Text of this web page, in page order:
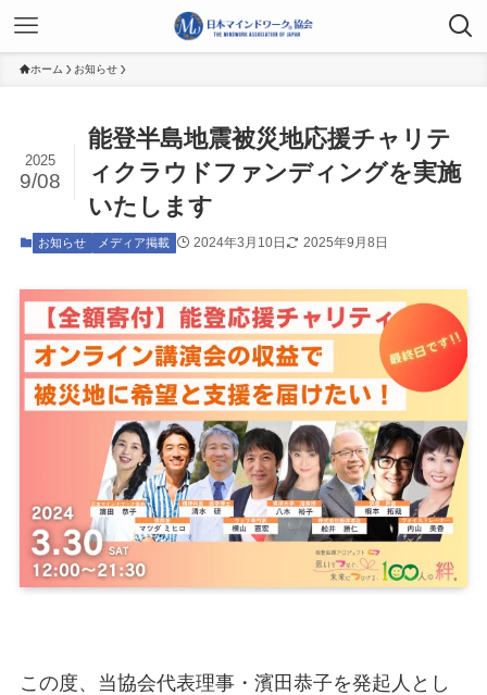
ホーム お知らせ
能登半島地震被災地応援チャリテ
ィクラウドファンディングを実施
いたします
2025
9/08
お知らせ メディア掲載 2024年3月10日 2025年9月8日
この度、当協会代表理事・濱田恭子を発起人とし